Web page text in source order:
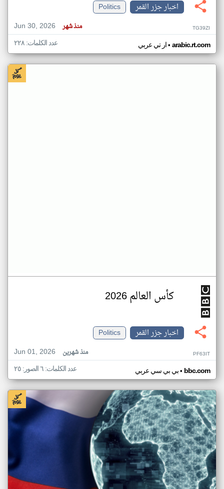
اخبار جزر القمر
Politics
Jun 30, 2026
منذ شهر TG39ZI
ار تي عربي• arabic.rt.com عدد الكلمات: ٢٢٨
كأس العالم 2026
اخبار جزر القمر
Politics
Jun 01, 2026
منذ شهرين PF63IT
بي بي سي عربي• bbc.com عدد الكلمات: ٦ الصور: ٢٥